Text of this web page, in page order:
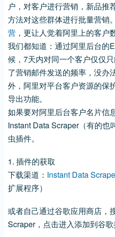
户，对客户进行营销，新品推
方法对这些群体进行批量营销
营 ，更让人觉着阿里上的客户
我们都知道：通过阿里后台的
候，7天内对同一个客户仅仅
了营销邮件发送的频率，没办
外，阿里对平台客户资源的保
导出功能。
如果要对阿里后台客户名片信
Instant Data Scraper（有的也
虫插件。
1. 插件的获取
下载渠道： Instant Data
扩展程序）
或者自己通过谷歌应用商店，
Scraper，点击进入添加到谷歌